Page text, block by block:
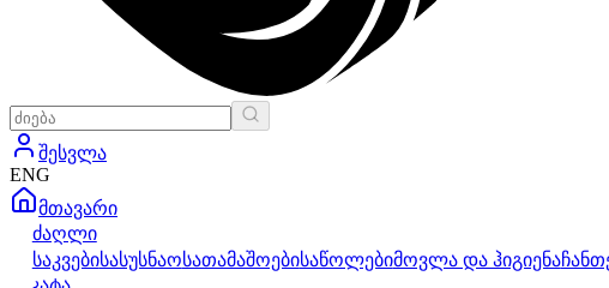
შესვლა
ENG
მთავარი
ძაღლი
საკვებისასუსნაოსათამაშოებისაწოლებიმოვლა და ჰიგიენა